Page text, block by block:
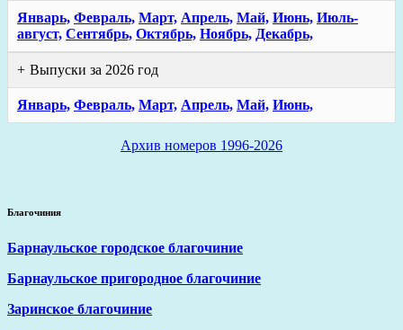
Январь, Февраль, Март, Апрель, Май, Июнь, Июль-
август, Сентябрь, Октябрь, Ноябрь, Декабрь,
Выпуски за 2026 год
Январь, Февраль, Март, Апрель, Май, Июнь,
Архив номеров 1996-2026
Благочиния
Барнаульское городское благочиние
Барнаульское пригородное благочиние
Заринское благочиние